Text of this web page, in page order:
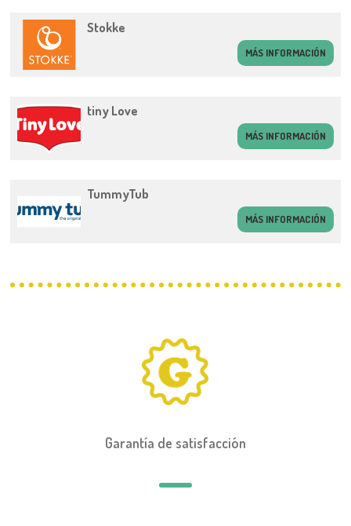
Stokke
MÁS INFORMACIÓN
tiny Love
MÁS INFORMACIÓN
TummyTub
MÁS INFORMACIÓN
Garantía de satisfacción